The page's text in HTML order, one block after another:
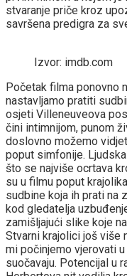
stvaranje priče kroz
savršena predigra za
Izvor: imdb.com
Početak filma ponovno
nastavljamo pratiti
osjeti Villeneuveova
čini intimnijom, punom
doslovno možemo
poput simfonije.
što se najviše ocrtava
su u filmu poput
sudbine koja ih prati na
kod gledatelja
zamišljajući slike koje
Stvarni krajolici još više
mi počinjemo vjerovati
suočavaju. Potencijal u